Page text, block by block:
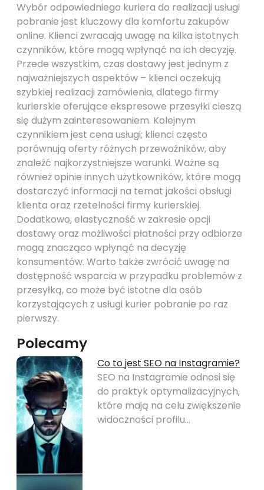
Wybór odpowiedniego kuriera do realizacji usługi
pobranie jest kluczowy dla komfortu zakupów
online. Klienci zwracają uwagę na kilka istotnych
czynników, które mogą wpłynąć na ich decyzję.
Przede wszystkim, czas dostawy jest jednym z
najważniejszych aspektów – klienci oczekują
szybkiej realizacji zamówienia, dlatego firmy
kurierskie oferujące ekspresowe przesyłki cieszą
się dużym zainteresowaniem. Kolejnym
czynnikiem jest cena usługi; klienci często
porównują oferty różnych przewoźników, aby
znaleźć najkorzystniejsze warunki. Ważne są
również opinie innych użytkowników, które mogą
dostarczyć informacji na temat jakości obsługi
klienta oraz rzetelności firmy kurierskiej.
Dodatkowo, elastyczność w zakresie opcji
dostawy oraz możliwości płatności przy odbiorze
mogą znacząco wpłynąć na decyzję
konsumentów. Warto także zwrócić uwagę na
dostępność wsparcia w przypadku problemów z
przesyłką, co może być istotne dla osób
korzystających z usługi kurier pobranie po raz
pierwszy.
Polecamy
Co to jest SEO na Instagramie?
SEO na Instagramie odnosi się
do praktyk optymalizacyjnych,
które mają na celu zwiększenie
widoczności profilu…